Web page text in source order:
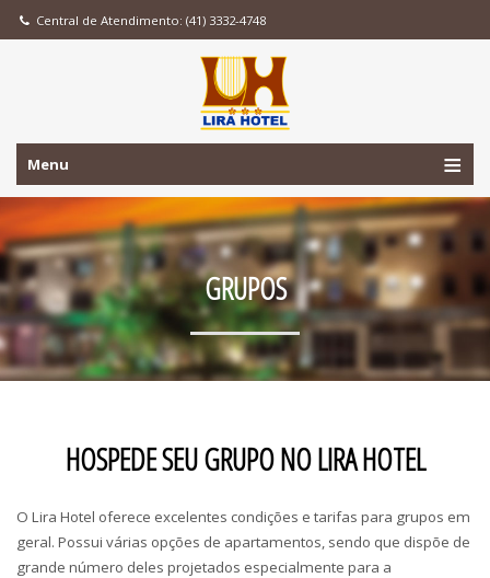
Central de Atendimento: (41) 3332-4748
Menu
GRUPOS
HOSPEDE SEU GRUPO NO LIRA HOTEL
O Lira Hotel oferece excelentes condições e tarifas para grupos em
geral. Possui várias opções de apartamentos, sendo que dispõe de
grande número deles projetados especialmente para a